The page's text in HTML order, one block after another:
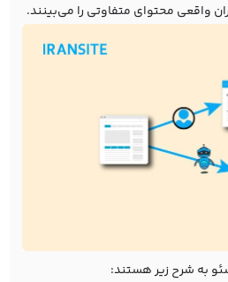
واقعی محتوای متفاوتی را می‌بینند.
به شرح زیر هستند: